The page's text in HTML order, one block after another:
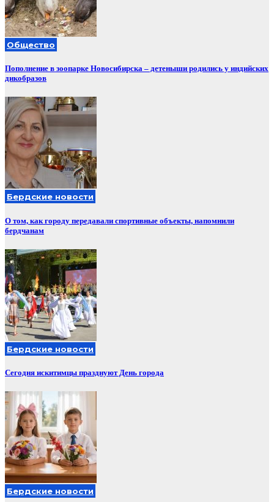
Общество
Пополнение в зоопарке Новосибирска – детеныши родились у индийских
дикобразов
Бердские новости
О том, как городу передавали спортивные объекты, напомнили
бердчанам
Бердские новости
Сегодня искитимцы празднуют День города
Бердские новости